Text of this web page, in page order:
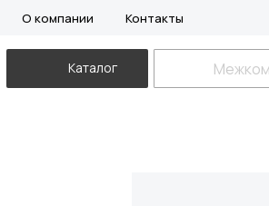
О компании Контакты
Каталог